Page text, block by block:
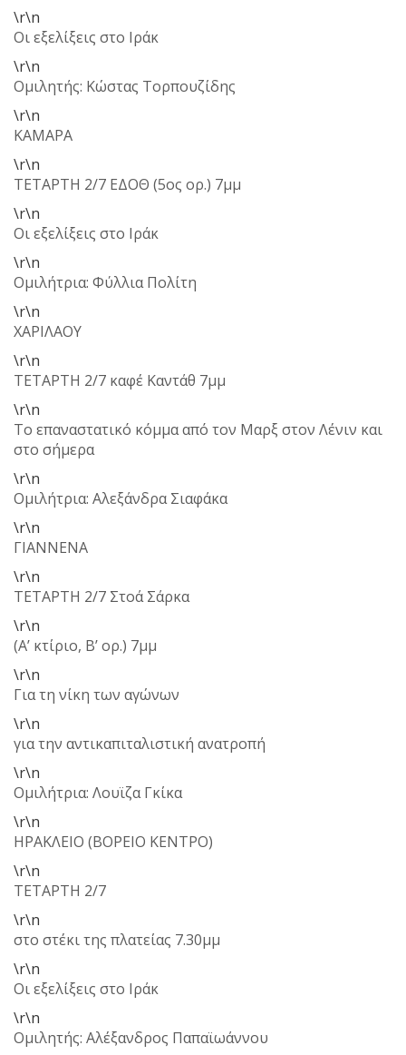
\r\n
Οι εξελίξεις στο Ιράκ
\r\n
Ομιλητής: Κώστας Τορπουζίδης
\r\n
ΚΑΜΑΡΑ
\r\n
ΤΕΤΑΡΤΗ 2/7 ΕΔΟΘ (5ος ορ.) 7μμ
\r\n
Οι εξελίξεις στο Ιράκ
\r\n
Ομιλήτρια: Φύλλια Πολίτη
\r\n
ΧΑΡΙΛΑΟΥ
\r\n
ΤΕΤΑΡΤΗ 2/7 καφέ Καντάθ 7μμ
\r\n
Το επαναστατικό κόμμα από τον Μαρξ στον Λένιν και
στο σήμερα
\r\n
Ομιλήτρια: Αλεξάνδρα Σιαφάκα
\r\n
ΓΙΑΝΝΕΝΑ
\r\n
ΤΕΤΑΡΤΗ 2/7 Στοά Σάρκα
\r\n
(Α’ κτίριο, Β’ ορ.) 7μμ
\r\n
Για τη νίκη των αγώνων
\r\n
για την αντικαπιταλιστική ανατροπή
\r\n
Ομιλήτρια: Λουϊζα Γκίκα
\r\n
ΗΡΑΚΛΕΙΟ (ΒΟΡΕΙΟ ΚΕΝΤΡΟ)
\r\n
ΤΕΤΑΡΤΗ 2/7
\r\n
στο στέκι της πλατείας 7.30μμ
\r\n
Οι εξελίξεις στο Ιράκ
\r\n
Ομιλητής: Αλέξανδρος Παπαϊωάννου